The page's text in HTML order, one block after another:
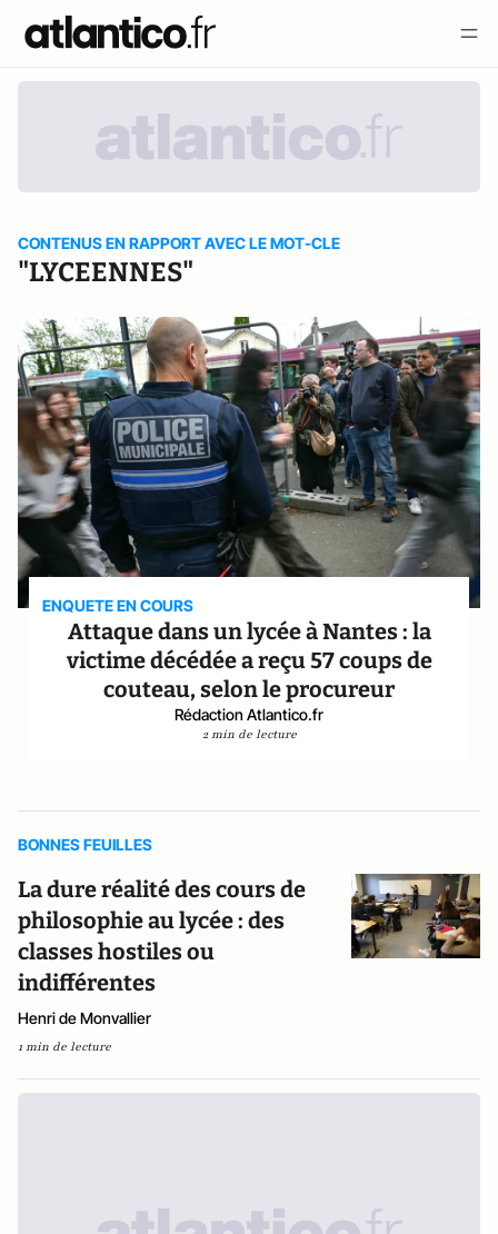
CONTENUS EN RAPPORT AVEC LE MOT-CLE
"LYCEENNES"
ENQUETE EN COURS
Attaque dans un lycée à Nantes : la
victime décédée a reçu 57 coups de
couteau, selon le procureur
Rédaction Atlantico.fr
2 min de lecture
BONNES FEUILLES
La dure réalité des cours de
philosophie au lycée : des
classes hostiles ou
indifférentes
Henri de Monvallier
1 min de lecture